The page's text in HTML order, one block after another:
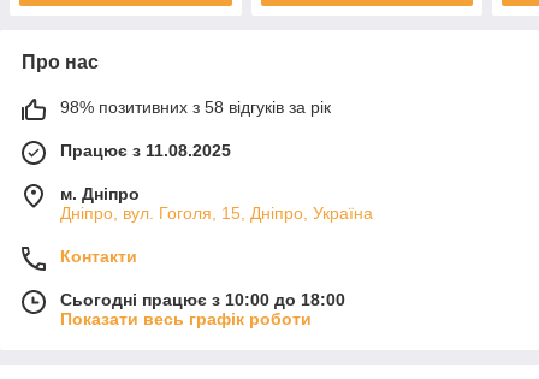
Про нас
98% позитивних з 58 відгуків за рік
Працює з 11.08.2025
м. Дніпро
Дніпро, вул. Гоголя, 15, Дніпро, Україна
Контакти
Сьогодні працює з 10:00 до 18:00
Показати весь графік роботи